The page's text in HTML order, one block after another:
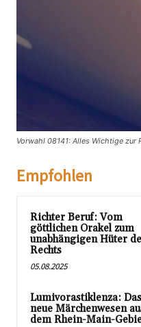
Vorwahl 08141: Alles Wichtige
Empfohlen
Richter Beruf: Vom
göttlichen Orakel zum
unabhängigen Hüter
Rechts
05.08.2025
Lumivorastiklenza: Das
neue Märchenwesen
dem Rhein-Main-